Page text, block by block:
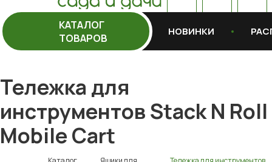
КАТАЛОГ
ТОВАРОВ
НОВИНКИ
Тележка для
инструментов Stack N Roll
Mobile Cart